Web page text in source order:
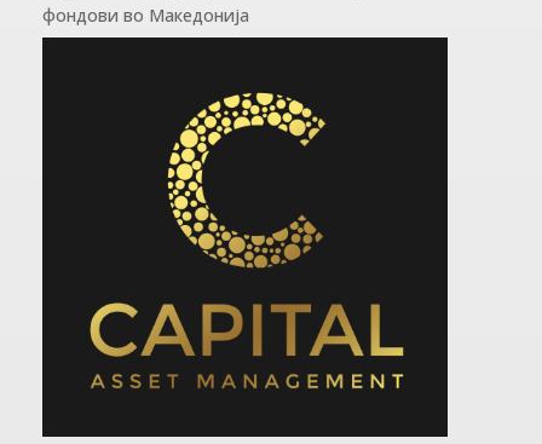
фондови во Mакедонија